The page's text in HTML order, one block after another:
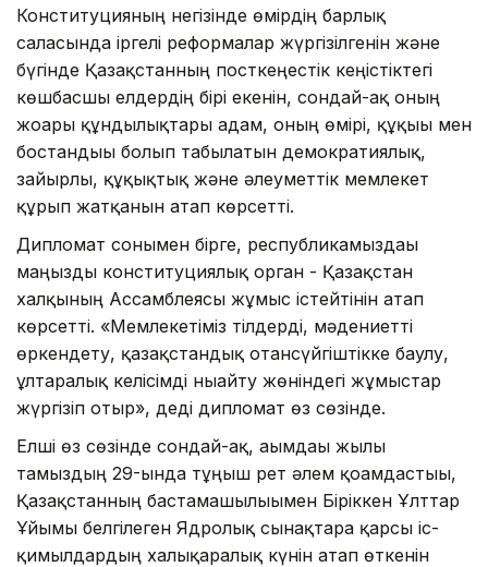
Конституцияның негізінде өмірдің барлық
саласында іргелі реформалар жүргізілгенін және
бүгінде Қазақстанның посткеңестік кеңістіктегі
көшбасшы елдердің бірі екенін, сондай-ақ оның
жоғарғы құндылықтары адам, оның өмірі, құқығы мен
бостандығы болып табылатын демократиялық,
зайырлы, құқықтық және әлеуметтік мемлекет
құрып жатқанын атап көрсетті.
Дипломат сонымен бірге, республикамыздағы
маңызды конституциялық орган - Қазақстан
халқының Ассамблеясы жұмыс істейтінін атап
көрсетті. «Мемлекетіміз тілдерді, мәдениетті
өркендету, қазақстандық отансүйгіштікке баулу,
ұлтаралық келісімді нығайту жөніндегі жұмыстар
жүргізіп отыр», деді дипломат өз сөзінде.
Елші өз сөзінде сондай-ақ, ағымдағы жылы
тамыздың 29-ында тұңғыш рет әлем қоғамдастығы,
Қазақстанның бастамашылығымен Біріккен Ұлттар
Ұйымы белгілеген Ядролық сынақтарға қарсы іс-
қимылдардың халықаралық күнін атап өткенін